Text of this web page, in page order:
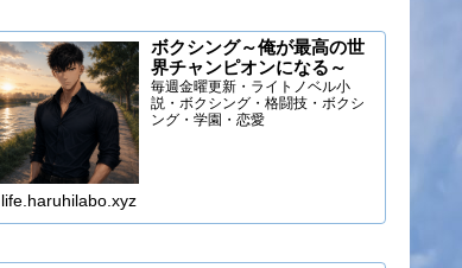
ボクシング～俺が最高の世
界チャンピオンになる～
毎週金曜更新・ライトノベル小
説・ボクシング・格闘技・ボクシ
ング・学園・恋愛
life.haruhilabo.xyz